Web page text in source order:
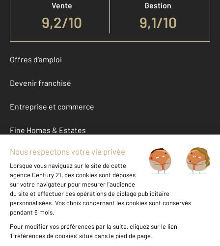
Vente
9,2/10
Gestion
9,1/10
Offres d'emploi
Devenir franchisé
Entreprise et commerce
Fine Homes & Estates
À propos
International
Nous contacter